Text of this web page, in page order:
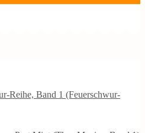
Reihe, Band 1 (Feuerschwur-